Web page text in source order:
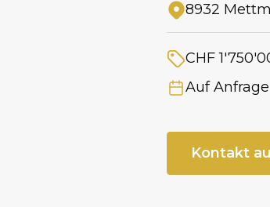
Adresse
8932
PreisCHF
Verfügbar ab
Auf Anfrage
Kontakt